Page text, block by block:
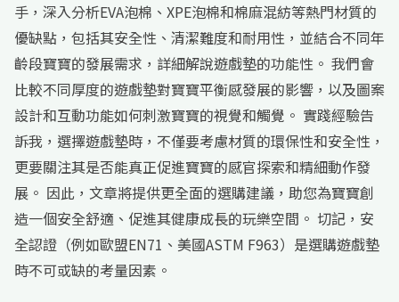
手，深入分析EVA泡棉、XPE泡棉和棉麻混紡等熱門材質的
優缺點，包括其安全性、清潔難度和耐用性，並結合不同年
齡段寶寶的發展需求，詳細解說遊戲墊的功能性。 我們會
比較不同厚度的遊戲墊對寶寶平衡感發展的影響，以及圖案
設計和互動功能如何刺激寶寶的視覺和觸覺。 實踐經驗告
訴我，選擇遊戲墊時，不僅要考慮材質的環保性和安全性，
更要關注其是否能真正促進寶寶的感官探索和精細動作發
展。 因此，文章將提供更全面的選購建議，助您為寶寶創
造一個安全舒適、促進其健康成長的玩樂空間。 切記，安
全認證（例如歐盟EN71、美國ASTM F963）是選購遊戲墊
時不可或缺的考量因素。